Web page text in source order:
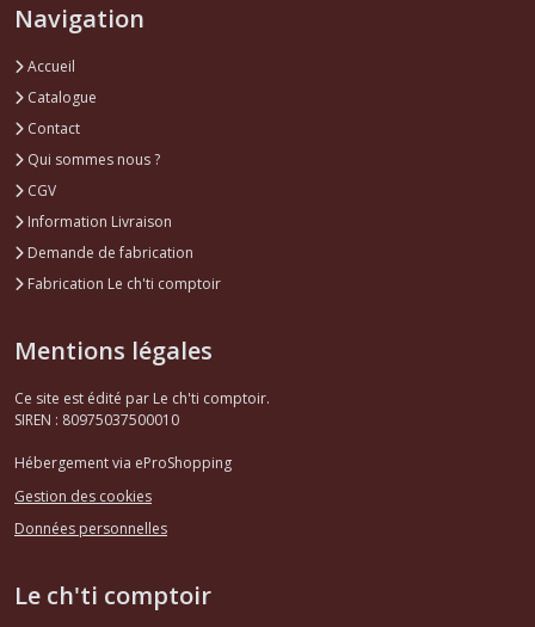
Navigation
Accueil
Catalogue
Contact
Qui sommes nous ?
CGV
Information Livraison
Demande de fabrication
Fabrication Le ch'ti comptoir
Mentions légales
Ce site est édité par Le ch'ti comptoir.
SIREN : 80975037500010
Hébergement via eProShopping
Gestion des cookies
Données personnelles
Le ch'ti comptoir